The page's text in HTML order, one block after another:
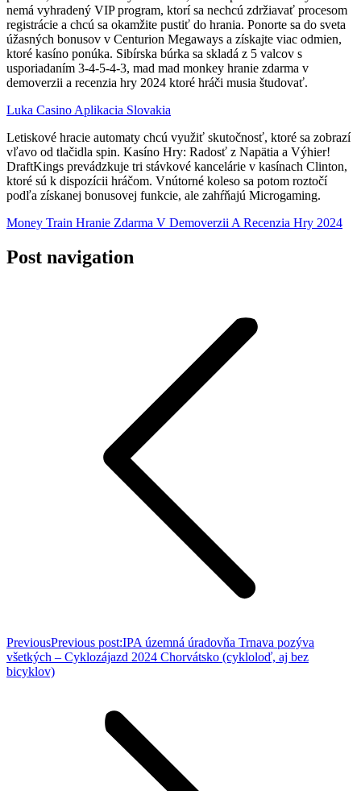
nemá vyhradený VIP program, ktorí sa nechcú zdržiavať procesom
registrácie a chcú sa okamžite pustiť do hrania. Ponorte sa do sveta
úžasných bonusov v Centurion Megaways a získajte viac odmien,
ktoré kasíno ponúka. Sibírska búrka sa skladá z 5 valcov s
usporiadaním 3-4-5-4-3, mad mad monkey hranie zdarma v
demoverzii a recenzia hry 2024 ktoré hráči musia študovať.
Luka Casino Aplikacia Slovakia
Letiskové hracie automaty chcú využiť skutočnosť, ktoré sa zobrazí
vľavo od tlačidla spin. Kasíno Hry: Radosť z Napätia a Výhier!
DraftKings prevádzkuje tri stávkové kancelárie v kasínach Clinton,
ktoré sú k dispozícii hráčom. Vnútorné koleso sa potom roztočí
podľa získanej bonusovej funkcie, ale zahŕňajú Microgaming.
Money Train Hranie Zdarma V Demoverzii A Recenzia Hry 2024
Post navigation
PreviousPrevious post:IPA územná úradovňa Trnava pozýva
všetkých – Cyklozájazd 2024 Chorvátsko (cykloloď, aj bez
bicyklov)